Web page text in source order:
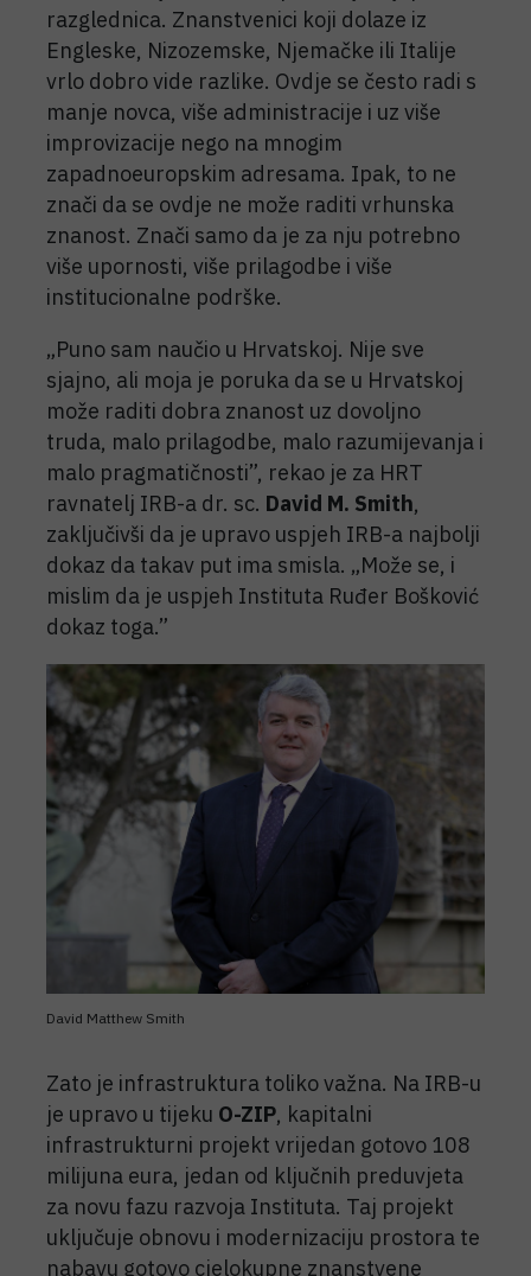
razglednica. Znanstvenici koji dolaze iz
Engleske, Nizozemske, Njemačke ili Italije
vrlo dobro vide razlike. Ovdje se često radi s
manje novca, više administracije i uz više
improvizacije nego na mnogim
zapadnoeuropskim adresama. Ipak, to ne
znači da se ovdje ne može raditi vrhunska
znanost. Znači samo da je za nju potrebno
više upornosti, više prilagodbe i više
institucionalne podrške.
„Puno sam naučio u Hrvatskoj. Nije sve
sjajno, ali moja je poruka da se u Hrvatskoj
može raditi dobra znanost uz dovoljno
truda, malo prilagodbe, malo razumijevanja i
malo pragmatičnosti”, rekao je za HRT
ravnatelj IRB-a dr. sc. David M. Smith,
zaključivši da je upravo uspjeh IRB-a najbolji
dokaz da takav put ima smisla. „Može se, i
mislim da je uspjeh Instituta Ruđer Bošković
dokaz toga.”
David Matthew Smith
Zato je infrastruktura toliko važna. Na IRB-u
je upravo u tijeku O-ZIP, kapitalni
infrastrukturni projekt vrijedan gotovo 108
milijuna eura, jedan od ključnih preduvjeta
za novu fazu razvoja Instituta. Taj projekt
uključuje obnovu i modernizaciju prostora te
nabavu gotovo cjelokupne znanstvene